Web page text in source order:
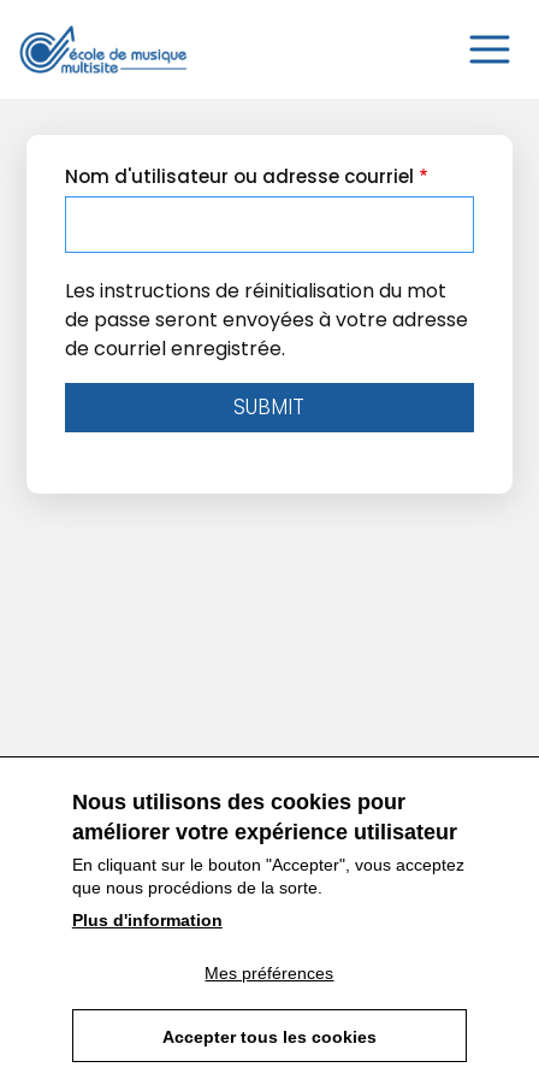
au
contenu
Nom d'utilisateur ou adresse courriel
Les instructions de réinitialisation du mot
de passe seront envoyées à votre adresse
de courriel enregistrée.
Proudly made by
Nous utilisons des cookies pour
améliorer votre expérience utilisateur
En cliquant sur le bouton "Accepter", vous acceptez
que nous procédions de la sorte.
Plus d'information
Mes préférences
Accepter tous les cookies